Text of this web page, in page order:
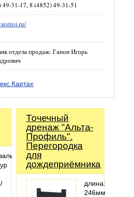
49-31-17, 8 (4852) 49-31-51
отдела продаж: Гапон Игорь
Точечный
дренаж "Альта-
Профиль".
Перегородка
для
дождеприёмника
длина:
246мм;